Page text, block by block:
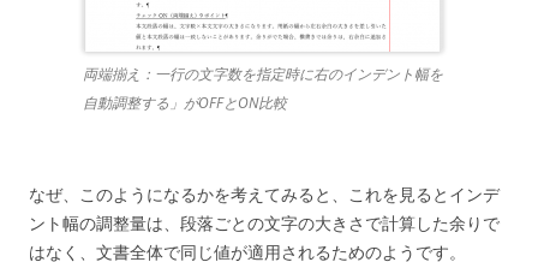
両端揃え：一行の文字数を指定時に右のインデント幅を
自動調整する」がOFFとON比較
なぜ、このようになるかを考えてみると、これを見るとインデ
ント幅の調整量は、段落ごとの文字の大きさで計算した余りで
はなく、文書全体で同じ値が適用されるためのようです。